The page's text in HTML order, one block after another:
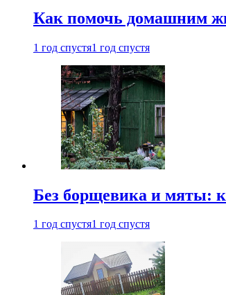
Как помочь домашним
1 год спустя1 год спустя
Без борщевика и мяты:
1 год спустя1 год спустя